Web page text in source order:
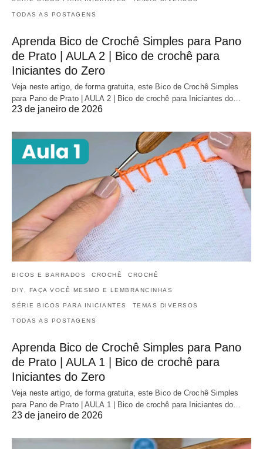
TODAS AS POSTAGENS
Aprenda Bico de Crochê Simples para Pano
de Prato | AULA 2 | Bico de crochê para
Iniciantes do Zero
Veja neste artigo, de forma gratuita, este Bico de Crochê Simples
para Pano de Prato | AULA 2 | Bico de crochê para Iniciantes do…
23 de janeiro de 2026
BICOS E BARRADOS CROCHÊ CROCHÊ
DIY, FAÇA VOCÊ MESMO E LEMBRANCINHAS
SÉRIE BICOS PARA INICIANTES TEMAS DIVERSOS
TODAS AS POSTAGENS
Aprenda Bico de Crochê Simples para Pano
de Prato | AULA 1 | Bico de crochê para
Iniciantes do Zero
Veja neste artigo, de forma gratuita, este Bico de Crochê Simples
para Pano de Prato | AULA 1 | Bico de crochê para Iniciantes do…
23 de janeiro de 2026